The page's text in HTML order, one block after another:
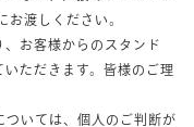
お渡しください。
お客様からのスタンド
ただきます。皆様のご理
いては、個人のご判断が